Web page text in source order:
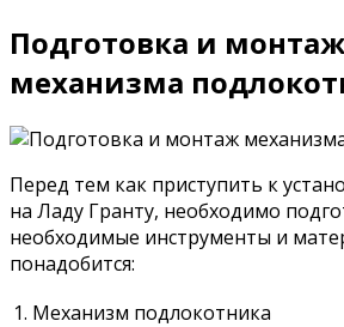
Подготовка и монтаж
механизма
Перед тем как приступить к
на Ладу Гранту, необходимо
необходимые инструменты и
понадобится:
1. Механизм подлокотника